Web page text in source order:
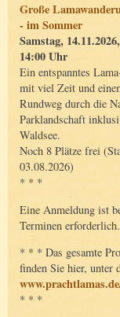
Große
- im Sommer
Samstag,
14:00 Uhr
Ein entspanntes
mit viel Zeit und
Rundweg durch die
Parklandschaft
Waldsee.
Noch 8 Plätze frei
03.08.2026)
* * *
Eine Anmeldung ist
Terminen erforderlich.
* * * Das gesamte
finden Sie hier, unter
* * *